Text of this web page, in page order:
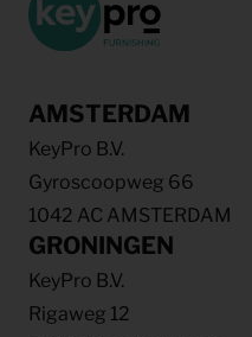
AMSTERDAM
KeyPro B.V.
Gyroscoopweg 66
1042 AC AMSTERDAM
GRONINGEN
KeyPro B.V.
Rigaweg 12